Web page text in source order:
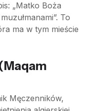
„Matko Boża
To
ma w tym mieście
Męczenników,